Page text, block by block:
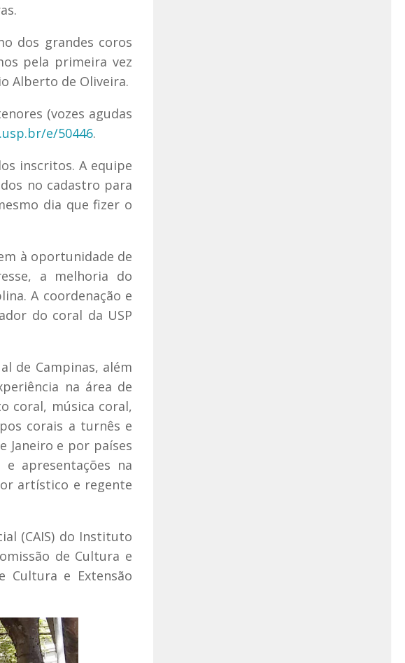
dos grandes coros
pela primeira vez
Alberto de Oliveira.
(vozes agudas
e/50446.
inscritos. A equipe
no cadastro para
dia que fizer o
à oportunidade de
a melhoria do
A coordenação e
do coral da USP
de Campinas, além
na área de
coral, música coral,
corais a turnês e
Janeiro e por países
apresentações na
artístico e regente
(CAIS) do Instituto
de Cultura e
Cultura e Extensão